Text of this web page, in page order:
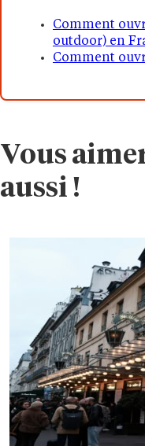
Comment
outdoor) en
Comment
Vous
aussi !